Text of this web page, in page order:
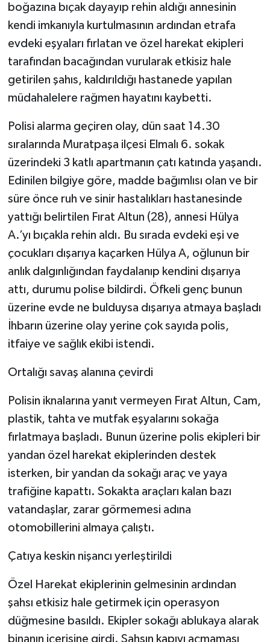
boğazına bıçak dayayıp rehin aldığı annesinin
kendi imkanıyla kurtulmasının ardından etrafa
evdeki eşyaları fırlatan ve özel harekat ekipleri
tarafından bacağından vurularak etkisiz hale
getirilen şahıs, kaldırıldığı hastanede yapılan
müdahalelere rağmen hayatını kaybetti.
Polisi alarma geçiren olay, dün saat 14.30
sıralarında Muratpaşa ilçesi Elmalı 6. sokak
üzerindeki 3 katlı apartmanın çatı katında yaşandı.
Edinilen bilgiye göre, madde bağımlısı olan ve bir
süre önce ruh ve sinir hastalıkları hastanesinde
yattığı belirtilen Fırat Altun (28), annesi Hülya
A.’yı bıçakla rehin aldı. Bu sırada evdeki eşi ve
çocukları dışarıya kaçarken Hülya A, oğlunun bir
anlık dalgınlığından faydalanıp kendini dışarıya
attı, durumu polise bildirdi. Öfkeli genç bunun
üzerine evde ne bulduysa dışarıya atmaya başladı
İhbarın üzerine olay yerine çok sayıda polis,
itfaiye ve sağlık ekibi istendi.
Ortalığı savaş alanına çevirdi
Polisin iknalarına yanıt vermeyen Fırat Altun, Cam,
plastik, tahta ve mutfak eşyalarını sokağa
fırlatmaya başladı. Bunun üzerine polis ekipleri bir
yandan özel harekat ekiplerinden destek
isterken, bir yandan da sokağı araç ve yaya
trafiğine kapattı. Sokakta araçları kalan bazı
vatandaşlar, zarar görmemesi adına
otomobillerini almaya çalıştı.
Çatıya keskin nişancı yerleştirildi
Özel Harekat ekiplerinin gelmesinin ardından
şahsı etkisiz hale getirmek için operasyon
düğmesine basıldı. Ekipler sokağı ablukaya alarak
binanın içerisine girdi. Şahsın kapıyı açmaması